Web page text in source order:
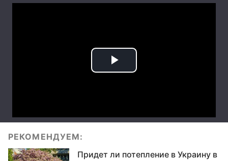
РЕКОМЕНДУЕМ:
Придет ли потепление в Украину в